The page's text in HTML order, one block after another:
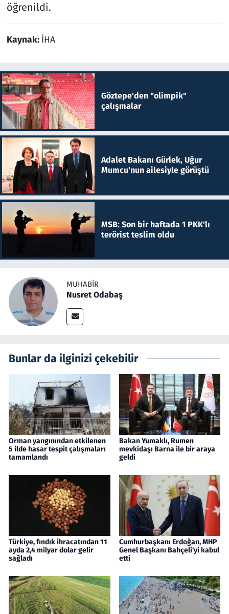
öğrenildi.
Kaynak: İHA
Göztepe'den "olimpik"
çalışmalar
Adalet Bakanı Gürlek, Uğur
Mumcu'nun ailesiyle görüştü
MSB: Son bir haftada 1 PKK'lı
terörist teslim oldu
MUHABIR
Nusret Odabaş
Bunlar da ilginizi çekebilir
Orman yangınından etkilenen
5 ilde hasar tespit çalışmaları
tamamlandı
Bakan Yumaklı, Rumen
mevkidaşı Barna ile bir araya
geldi
Türkiye, fındık ihracatından 11
ayda 2,4 milyar dolar gelir
sağladı
Cumhurbaşkanı Erdoğan, MHP
Genel Başkanı Bahçeli'yi kabul
etti